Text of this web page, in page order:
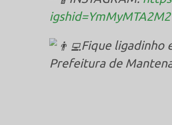
Fique ligadinho
Prefeitura de